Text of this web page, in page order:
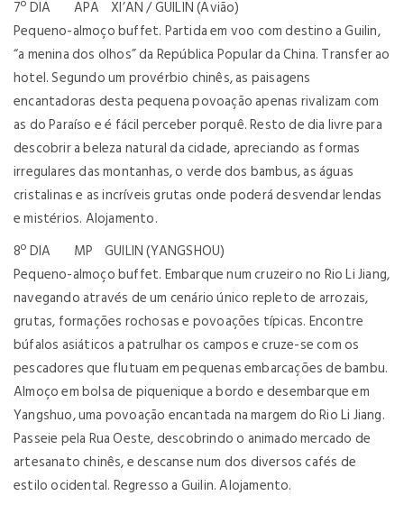
7º DIA APA XI’AN / GUILIN (Avião)
Pequeno-almoço buffet. Partida em voo com destino a Guilin,
“a menina dos olhos” da República Popular da China. Transfer ao
hotel. Segundo um provérbio chinês, as paisagens
encantadoras desta pequena povoação apenas rivalizam com
as do Paraíso e é fácil perceber porquê. Resto de dia livre para
descobrir a beleza natural da cidade, apreciando as formas
irregulares das montanhas, o verde dos bambus, as águas
cristalinas e as incríveis grutas onde poderá desvendar lendas
e mistérios. Alojamento.
8º DIA MP GUILIN (YANGSHOU)
Pequeno-almoço buffet. Embarque num cruzeiro no Rio Li Jiang,
navegando através de um cenário único repleto de arrozais,
grutas, formações rochosas e povoações típicas. Encontre
búfalos asiáticos a patrulhar os campos e cruze-se com os
pescadores que flutuam em pequenas embarcações de bambu.
Almoço em bolsa de piquenique a bordo e desembarque em
Yangshuo, uma povoação encantada na margem do Rio Li Jiang.
Passeie pela Rua Oeste, descobrindo o animado mercado de
artesanato chinês, e descanse num dos diversos cafés de
estilo ocidental. Regresso a Guilin. Alojamento.